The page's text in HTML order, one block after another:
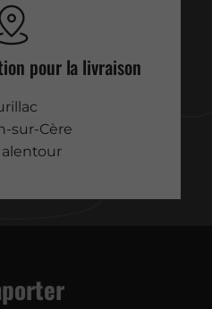
pour la livraison
sur-Cère
alentour